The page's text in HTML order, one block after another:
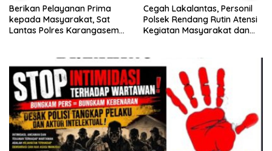
Berikan Pelayanan Prima
kepada Masyarakat, Sat
Lantas Polres Karangasem
Cegah Lakalantas, Personil
Polsek Rendang Rutin Atensi
Kegiatan Masyarakat dan